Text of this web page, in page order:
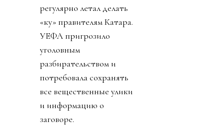
регулярно летал делать
«ку» правителям Катара.
УЕФА пригрозило
уголовным
разбирательством и
потребовала сохранять
все вещественные улики
и информацию о
заговоре.